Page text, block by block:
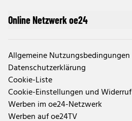
Online Netzwerk oe24
Allgemeine Nutzungsbedingungen
Datenschutzerklärung
Cookie-Liste
Cookie-Einstellungen und Widerruf
Werben im oe24-Netzwerk
Werben auf oe24TV